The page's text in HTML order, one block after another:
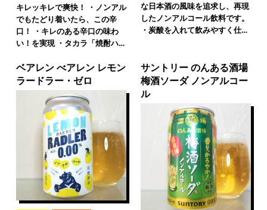
キレッキレで爽快！ ・ノンアル
でもたどり着いたら、この辛
口！ ・キレのある辛口の味わ
い！を実現 ・タカラ「焼酎ハ…
な日本酒の風味を追求し、再現
したノンアルコール飲料です。
・炭酸を入れて飲みやすく仕…
ベアレン べアレン レモン
ラードラー・ゼロ
サントリー のんある酒場
梅酒ソーダ ノンアルコー
ル